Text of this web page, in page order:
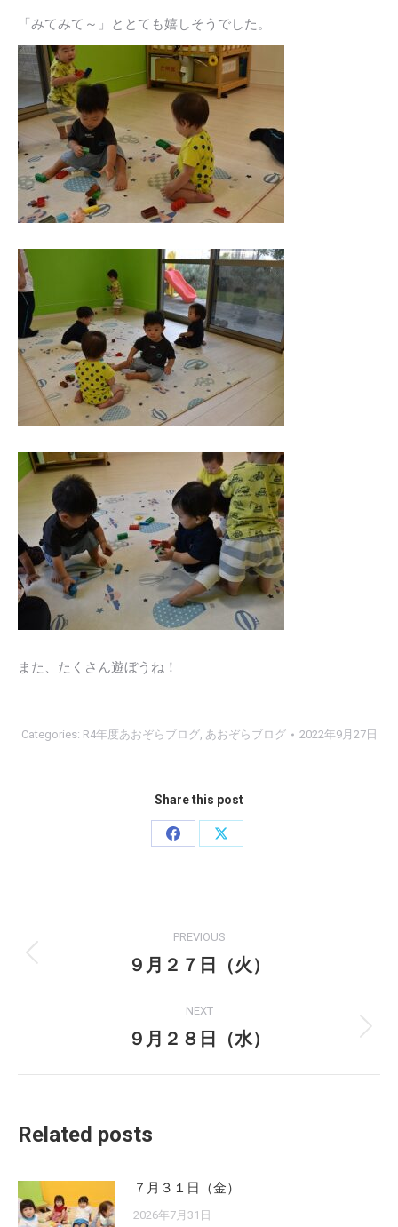
「みてみて～」ととても嬉しそうでした。
また、たくさん遊ぼうね！
Categories: R4年度あおぞらブログ, あおぞらブログ 2022年9月27日
Share this post
Share
Share
navigation
PREVIOUS
Previous
９月２７日（火）
NEXT
Next
９月２８日（水）
Related posts
７月３１日（金）
2026年7月31日